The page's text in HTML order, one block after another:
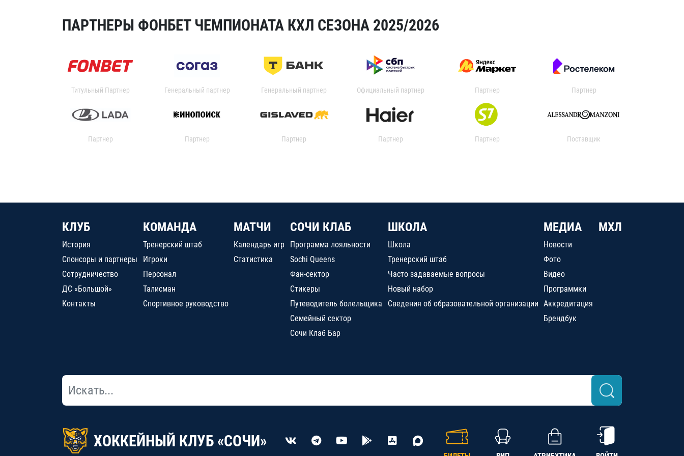
ПАРТНЕРЫ ФОНБЕТ ЧЕМПИОНАТА КХЛ СЕЗОНА 2025/2026
Титульный Партнер Генеральный партнер Генеральный партнер Официальный партнер Партнер Партнер
Партнер Партнер Партнер Партнер Партнер Поставщик
КЛУБ
История
Спонсоры и партнеры
Сотрудничество
ДС «Большой»
Контакты
КОМАНДА
Тренерский штаб
Игроки
Персонал
Талисман
Спортивное руководство
МАТЧИ
Календарь игр
Статистика
СОЧИ КЛАБ
Программа лояльности
Sochi Queens
Фан-сектор
Стикеры
Путеводитель болельщика
Семейный сектор
Сочи Клаб Бар
ШКОЛА
Школа
Тренерский штаб
Часто задаваемые вопросы
Новый набор
Сведения об образовательной организации
МЕДИА
Новости
Фото
Видео
Программки
Аккредитация
Брендбук
МХЛ
ХОККЕЙНЫЙ КЛУБ «СОЧИ»